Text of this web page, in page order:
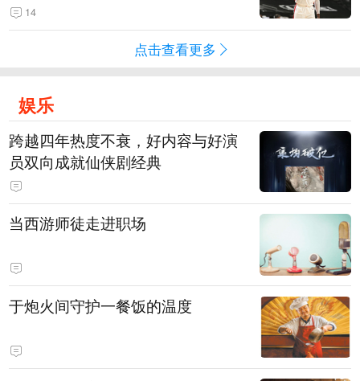
14
点击查看更多
娱乐
跨越四年热度不衰，好内容与好演
员双向成就仙侠剧经典
当西游师徒走进职场
于炮火间守护一餐饭的温度